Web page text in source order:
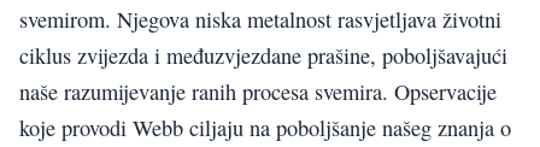
svemirom. Njegova niska metalnost rasvjetljava životni
ciklus zvijezda i međuzvjezdane prašine, poboljšavajući
naše razumijevanje ranih procesa svemira. Opservacije
koje provodi Webb ciljaju na poboljšanje našeg znanja o